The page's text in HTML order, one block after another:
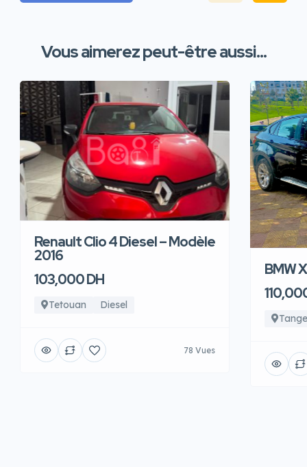
Vous aimerez peut-être aussi...
Renault Clio 4 Diesel – Modèle
2016
103,000 DH
Tetouan Diesel
78 Vues
BMW